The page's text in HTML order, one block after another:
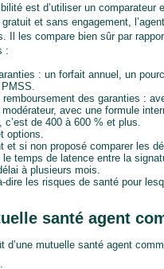
est d’utiliser un comparateur
et sans engagement,
Il les compare bien sûr par
:
: un forfait annuel, un
des garanties :
avec une formule
de 400 à 600 % et plus.
options.
et si non proposé comparer les
le temps de latence entre la
à plusieurs mois.
dire les risques de santé pour
santé agent
d’une mutuelle santé agent